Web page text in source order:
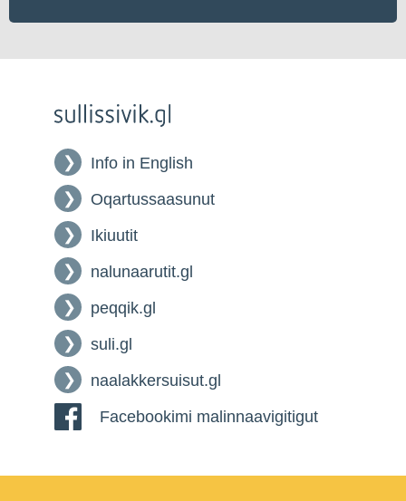
Info in English
Oqartussaasunut
Ikiuutit
nalunaarutit.gl
peqqik.gl
suli.gl
naalakkersuisut.gl
Facebookimi malinnaavigitigut